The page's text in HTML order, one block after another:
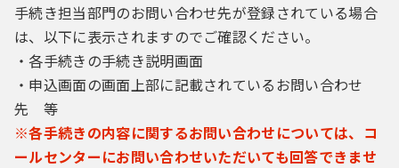
手続き担当部門のお問い合わせ先が登録されている場合
は、以下に表示されますのでご確認ください。
・各手続きの手続き説明画面
・申込画面の画面上部に記載されているお問い合わせ
先 等
※各手続きの内容に関するお問い合わせについては、コ
ールセンターにお問い合わせいただいても回答できませ